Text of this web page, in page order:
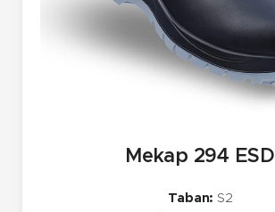
Mekap 294 ESD
Taban: S2